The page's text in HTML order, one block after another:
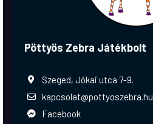
Pöttyös Zebra Játékbolt
Szeged, Jókai utca 7-9.
kapcsolat@pottyoszebra.hu
Facebook